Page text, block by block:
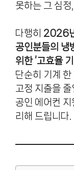
못하는 그 심
다행히 2026
공인분들의 냉
위한 ‘고효율
단순히 기계
고정 지출을
공인 에어컨
리해 드립니다.